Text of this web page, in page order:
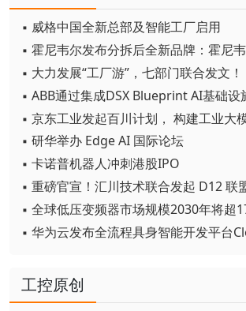
▪ 威格中国全新总部及智能工厂启用
▪ 大力发展“工厂游”，七部门联合发文！
▪ 京东工业发起百川计划， 构建工业大
▪ 研华举办 Edge AI 国际论坛
▪ 卡诺普机器人冲刺港股IPO
▪ 全球低压变频器市场规模2030年将超
▪ 华为云发布全流程具身智能开发平台
工控原创